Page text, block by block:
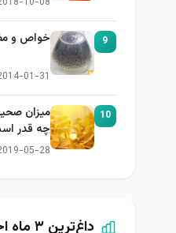
9 خواص و
01-31
10
چه قدر
05-28
داغ‌ترین ۳ ماه اخیر